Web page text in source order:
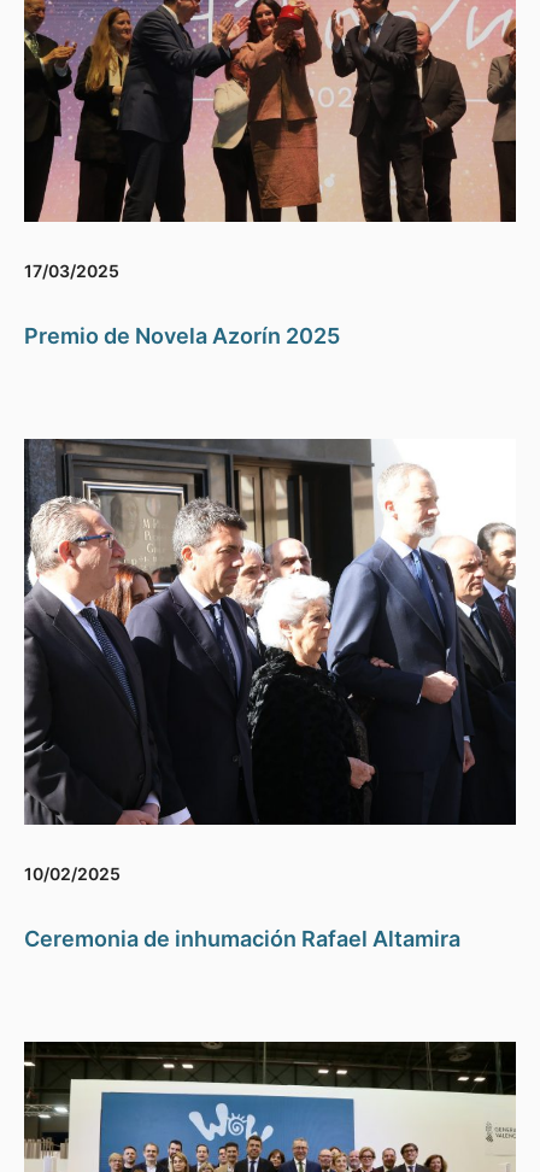
17/03/2025
Premio de Novela Azorín 2025
10/02/2025
Ceremonia de inhumación Rafael Altamira